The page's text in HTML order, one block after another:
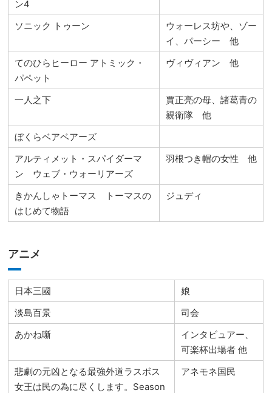
ン4
ソニック トゥーン
ウォーレス坊や、ゾー
イ、パーシー 他
てのひらヒーロー アトミック・
パペット
ヴィヴィアン 他
一人之下
賈正亮の母、諸葛青の
親衛隊 他
ぼくらベアベアーズ
アルティメット・スパイダーマ
ン ウェブ・ウォーリアーズ
羽根つき帽の女性 他
きかんしゃトーマス トーマスの
はじめて物語
ジュディ
アニメ
日本三國
娘
淡島百景
司会
あかね噺
インタビュアー、
可楽杯出場者 他
悲劇の元凶となる最強外道ラスボス
女王は民の為に尽くします。Season
アネモネ国民